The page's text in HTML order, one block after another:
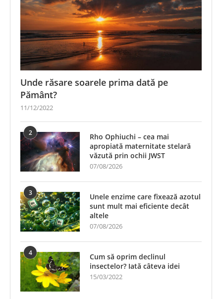
Unde răsare soarele prima dată pe
Pământ?
11/12/2022
2
Rho Ophiuchi – cea mai
apropiată maternitate stelară
văzută prin ochii JWST
07/08/2026
3
Unele enzime care fixează azotul
sunt mult mai eficiente decât
altele
07/08/2026
4
Cum să oprim declinul
insectelor? Iată câteva idei
15/03/2022